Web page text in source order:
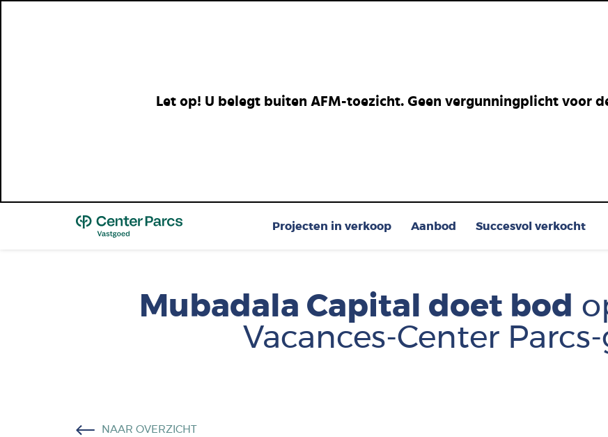
Let op! U belegt buiten AFM-toezicht. Geen vergunningplicht voor
Top
Projecten in verkoop Aanbod Succesvol verkocht
Mubadala Capital doet bod
Vacances-Center
NAAR OVERZICHT